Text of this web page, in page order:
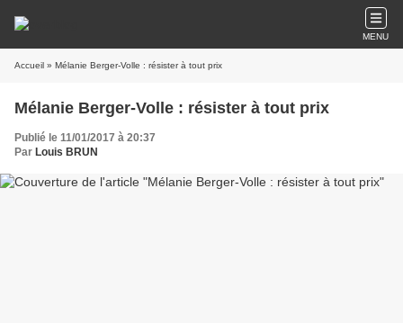
MENU
Accueil » Mélanie Berger-Volle : résister à tout prix
Mélanie Berger-Volle : résister à tout prix
Publié le 11/01/2017 à 20:37
Par Louis BRUN